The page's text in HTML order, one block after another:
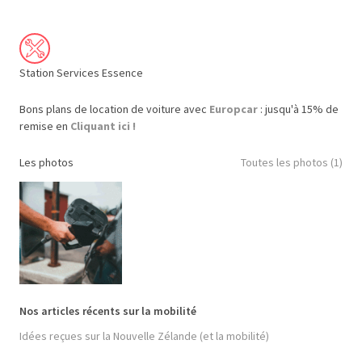
Station Services Essence
Bons plans de location de voiture avec Europcar : jusqu'à 15% de
remise en Cliquant ici !
Les photos Toutes les photos (1)
Nos articles récents sur la mobilité
Idées reçues sur la Nouvelle Zélande (et la mobilité)